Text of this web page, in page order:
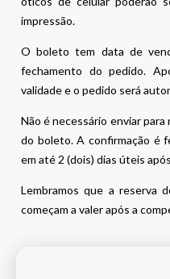
impressão.
O boleto tem data de
fechamento do pedido.
validade e o pedido será
Não é necessário enviar
do boleto. A confirmação é
em até 2 (dois) dias úteis
Lembramos que a reserva
começam a valer após a